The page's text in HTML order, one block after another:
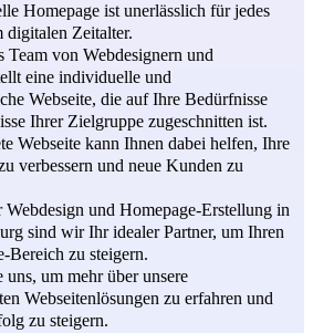
Homepage ist unerlässlich für jedes
digitalen Zeitalter.
Team von Webdesignern und
eine individuelle und
Webseite, die auf Ihre Bedürfnisse
Ihrer Zielgruppe zugeschnitten ist.
Webseite kann Ihnen dabei helfen, Ihre
verbessern und neue Kunden zu
und Homepage-Erstellung in
sind wir Ihr idealer Partner, um Ihren
zu steigern.
um mehr über unsere
Webseitenlösungen zu erfahren und
zu steigern.